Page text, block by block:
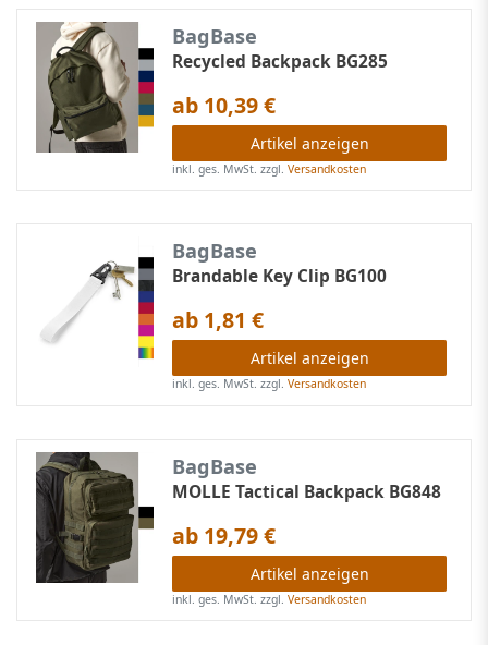
BagBase
Recycled Backpack BG285
ab 10,39 €
Artikel anzeigen
inkl. ges. MwSt. zzgl.Versandkosten
BagBase
Brandable Key Clip BG100
ab 1,81 €
Artikel anzeigen
inkl. ges. MwSt. zzgl.Versandkosten
BagBase
MOLLE Tactical Backpack BG848
ab 19,79 €
Artikel anzeigen
inkl. ges. MwSt. zzgl.Versandkosten